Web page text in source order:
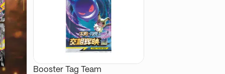
Booster Tag Team